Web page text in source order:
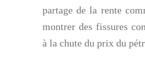
partage de la rente
montrer des fissures
à la chute du prix du